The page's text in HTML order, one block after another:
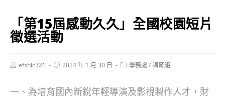
「第15屆感動久久」全國校園短片
徵選活動
Postefshlc321
Post2024 年 1 月 30 日
Post學務處 /訓育組
一、為培育國內新銳年輕導演及影視製作人才，財